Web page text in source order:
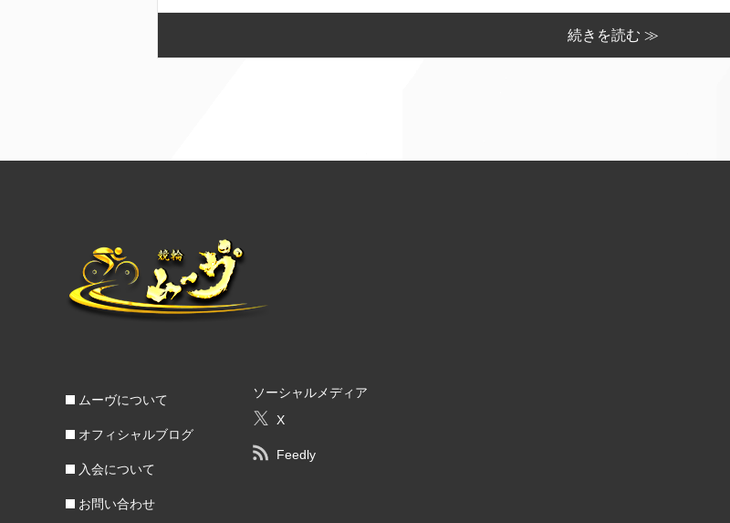
続きを読む ≫
ムーヴについて
オフィシャルブログ
入会について
お問い合わせ
ソーシャルメディア
X
Feedly